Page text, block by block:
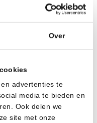
Over
advertenties te
media te bieden en
Ook delen we
site met onze
250
2.000
1.100
1.100